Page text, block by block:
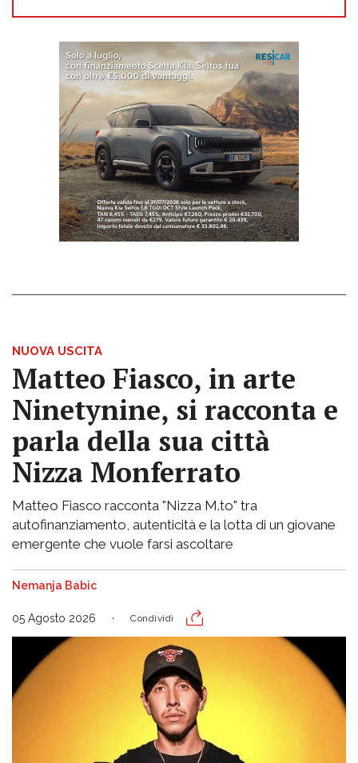
NUOVA USCITA
Matteo Fiasco, in arte
Ninetynine, si racconta e
parla della sua città
Nizza Monferrato
Matteo Fiasco racconta "Nizza M.to" tra
autofinanziamento, autenticità e la lotta di un giovane
emergente che vuole farsi ascoltare
Nemanja Babic
05 Agosto 2026 Condividi